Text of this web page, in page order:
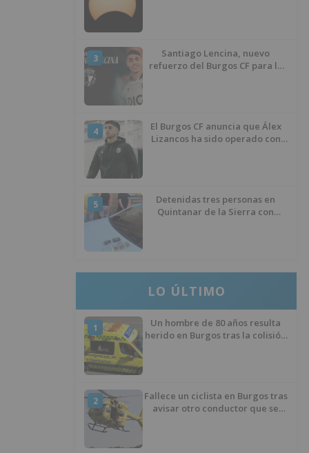
3
Santiago Lencina, nuevo
refuerzo del Burgos CF para la
4
El Burgos CF anuncia que Álex
Lizancos ha sido operado con
5
Detenidas tres personas en
Quintanar de la Sierra con
LO ÚLTIMO
1
Un hombre de 80 años resulta
herido en Burgos tras la colisión
2
Fallece un ciclista en Burgos tras
avisar otro conductor que se